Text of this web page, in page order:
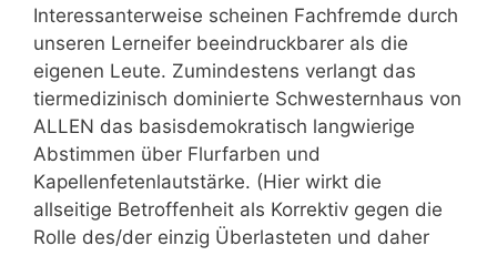
Interessanterweise scheinen Fachfremde durch
unseren Lerneifer beeindruckbarer als die
eigenen Leute. Zumindestens verlangt das
tiermedizinisch dominierte Schwesternhaus von
ALLEN das basisdemokratisch langwierige
Abstimmen über Flurfarben und
Kapellenfetenlautstärke. (Hier wirkt die
allseitige Betroffenheit als Korrektiv gegen die
Rolle des/der einzig Überlasteten und daher